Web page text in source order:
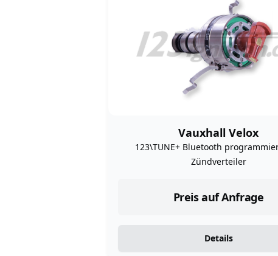
Vauxhall Velox
123\TUNE+ Bluetooth
Zündverteiler
Preis auf Anfrage
Details